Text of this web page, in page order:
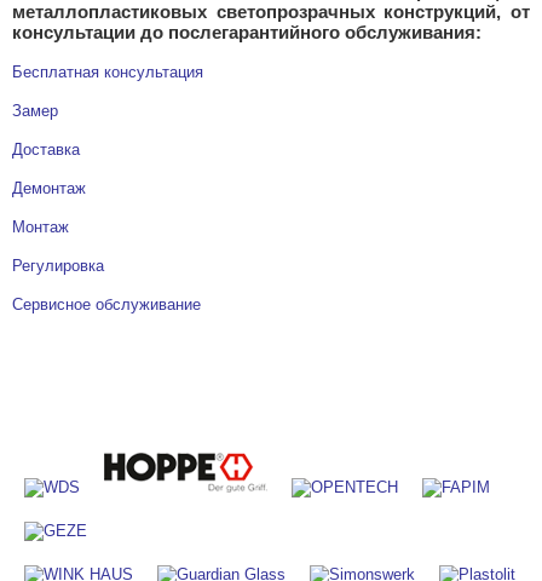
металлопластиковых светопрозрачных конструкций, от
консультации до послегарантийного обслуживания:
Бесплатная консультация
Замер
Доставка
Демонтаж
Монтаж
Регулировка
Сервисное обслуживание